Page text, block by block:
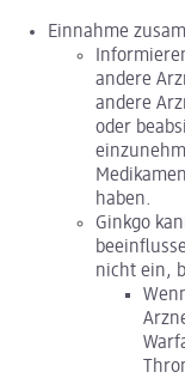
Einnahme
andere
andere
oder
haben.
Ginkgo
nicht ein,